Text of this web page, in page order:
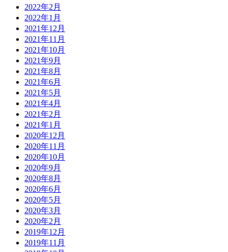
2022年2月
2022年1月
2021年12月
2021年11月
2021年10月
2021年9月
2021年8月
2021年6月
2021年5月
2021年4月
2021年2月
2021年1月
2020年12月
2020年11月
2020年10月
2020年9月
2020年8月
2020年6月
2020年5月
2020年3月
2020年2月
2019年12月
2019年11月